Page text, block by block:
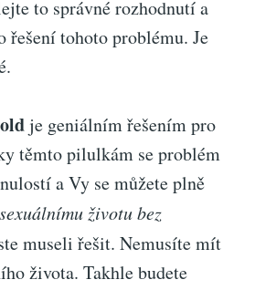
to správné rozhodnutí a
řešení tohoto problému. Je
je geniálním řešením pro
těmto pilulkám se problém
a Vy se můžete plně
sexuálnímu životu bez
museli řešit. Nemusíte mít
života. Takhle budete